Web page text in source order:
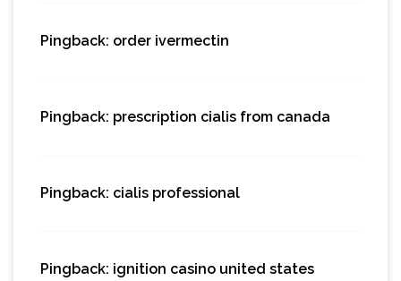
Pingback: order ivermectin
Pingback: prescription cialis from canada
Pingback: cialis professional
Pingback: ignition casino united states